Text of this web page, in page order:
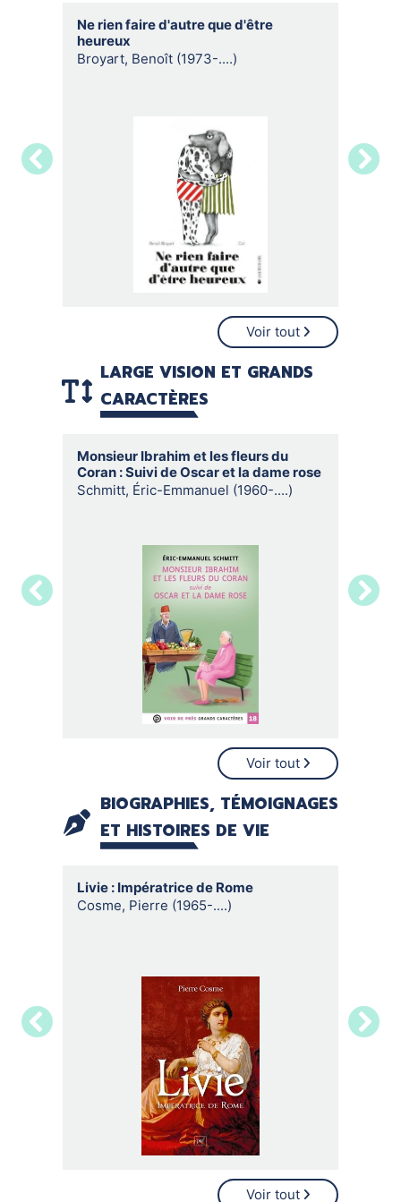
Ne rien faire d'autre que d'être
heureux
Broyart, Benoît (1973-....)
Voir tout
LARGE VISION ET GRANDS
CARACTÈRES
Monsieur Ibrahim et les fleurs du
Coran : Suivi de Oscar et la dame rose
Schmitt, Éric-Emmanuel (1960-....)
Voir tout
BIOGRAPHIES, TÉMOIGNAGES
ET HISTOIRES DE VIE
Livie : Impératrice de Rome
Cosme, Pierre (1965-....)
Voir tout